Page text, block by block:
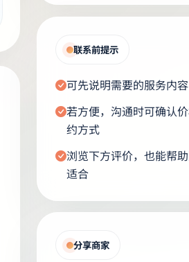
联系前提示
可先说明需要的服务内
若方便，沟通时可确认
约方式
浏览下方评价，也能帮
适合
分享商家